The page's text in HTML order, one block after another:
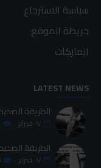
سياسة الاسترجاع
خريطة الموقع
الماركات
LATEST NEWS
الطريقة
٠٧ فبراير
الطريقة
٠٧ فبراير